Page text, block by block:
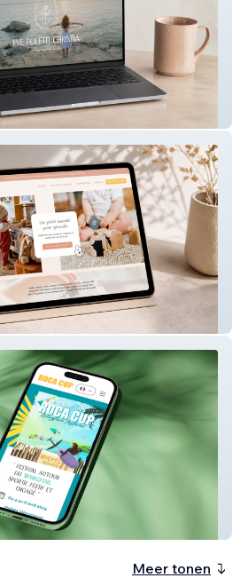
Site internet de
de micro-crèche
pour compétition
Meer tonen